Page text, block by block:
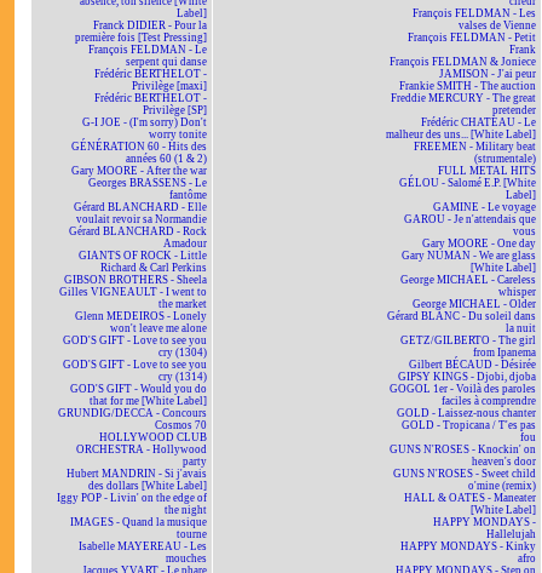
Label]
Franck DIDIER - Pour la
première fois [Test Pressing]
François FELDMAN - Le
serpent qui danse
Frédéric BERTHELOT -
Privilège [maxi]
Frédéric BERTHELOT -
Privilège [SP]
G-I JOE - (I'm sorry) Don't
worry tonite
GÉNÉRATION 60 - Hits des
années 60 (1 & 2)
Gary MOORE - After the war
Georges BRASSENS - Le
fantôme
Gérard BLANCHARD - Elle
voulait revoir sa Normandie
Gérard BLANCHARD - Rock
Amadour
GIANTS OF ROCK - Little
Richard & Carl Perkins
GIBSON BROTHERS - Sheela
Gilles VIGNEAULT - I went to
the market
Glenn MEDEIROS - Lonely
won't leave me alone
GOD'S GIFT - Love to see you
cry (1304)
GOD'S GIFT - Love to see you
cry (1314)
GOD'S GIFT - Would you do
that for me [White Label]
GRUNDIG/DECCA - Concours
Cosmos 70
HOLLYWOOD CLUB
ORCHESTRA - Hollywood
party
Hubert MANDRIN - Si j'avais
des dollars [White Label]
Iggy POP - Livin' on the edge of
the night
IMAGES - Quand la musique
tourne
Isabelle MAYEREAU - Les
mouches
Jacques YVART - Le phare
François FELDMAN - Les
valses de Vienne
François FELDMAN - Petit
Frank
François FELDMAN & Joniece
JAMISON - J'ai peur
Frankie SMITH - The auction
Freddie MERCURY - The great
pretender
Frédéric CHATEAU - Le
malheur des uns... [White Label]
FREEMEN - Military beat
(strumentale)
FULL METAL HITS
GÉLOU - Salomé E.P. [White
Label]
GAMINE - Le voyage
GAROU - Je n'attendais que
vous
Gary MOORE - One day
Gary NUMAN - We are glass
[White Label]
George MICHAEL - Careless
whisper
George MICHAEL - Older
Gérard BLANC - Du soleil dans
la nuit
GETZ/GILBERTO - The girl
from Ipanema
Gilbert BÉCAUD - Désirée
GIPSY KINGS - Djobi, djoba
GOGOL 1er - Voilà des paroles
faciles à comprendre
GOLD - Laissez-nous chanter
GOLD - Tropicana / T'es pas
fou
GUNS N'ROSES - Knockin' on
heaven's door
GUNS N'ROSES - Sweet child
o'mine (remix)
HALL & OATES - Maneater
[White Label]
HAPPY MONDAYS -
Hallelujah
HAPPY MONDAYS - Kinky
afro
HAPPY MONDAYS - Step on